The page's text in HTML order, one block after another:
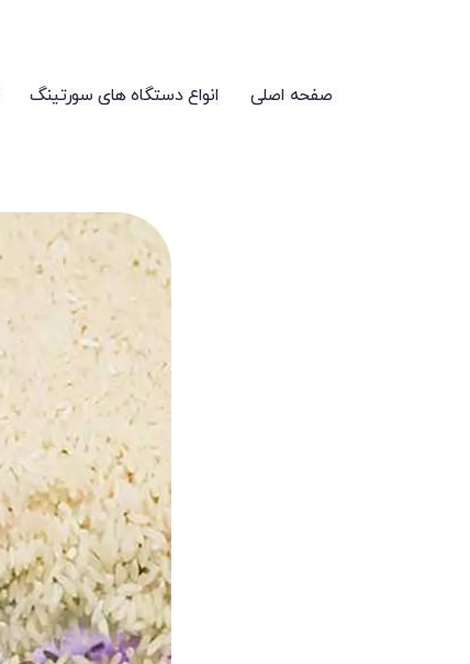
صفحه اصلی انواع دستگاه های سورتینگ